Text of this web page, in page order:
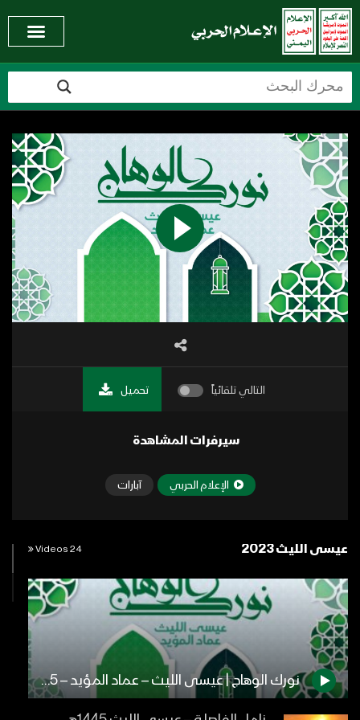
التالي تلقائياً تحميل
سيرفرات المشاهدة
الإعلام الحربي آبارات
عيسى الليث 2023 24 Videos
نورك الوهاج | عيسى الليث – عماد المؤيد – 1445هـ